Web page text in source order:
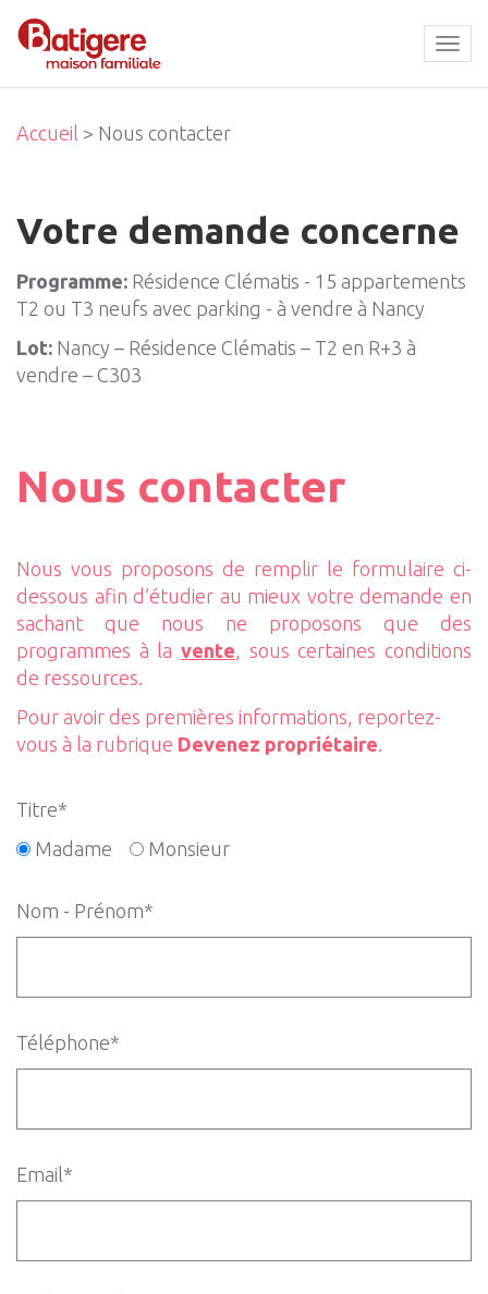
Accueil > Nous contacter
Votre demande concerne
Programme: Résidence Clématis - 15 appartements
T2 ou T3 neufs avec parking - à vendre à Nancy
Lot: Nancy – Résidence Clématis – T2 en R+3 à
vendre – C303
Nous contacter
Nous vous proposons de remplir le formulaire ci-
dessous afin d’étudier au mieux votre demande en
sachant que nous ne proposons que des
programmes à la vente, sous certaines conditions
de ressources.
Pour avoir des premières informations, reportez-
vous à la rubrique Devenez propriétaire.
Titre*
Madame
Monsieur
Nom - Prénom*
Téléphone*
Email*